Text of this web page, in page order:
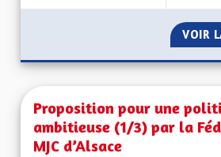
VOIR
Proposition pour une
ambitieuse (1/3) par la
MJC d’Alsace